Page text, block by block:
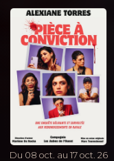
Du 08 oct. au 17 oct. 26